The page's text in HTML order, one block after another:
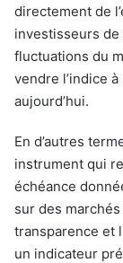
directement de
investisseurs
fluctuations du
vendre l’indice
aujourd’hui.
En d’autres
instrument qui
échéance
sur des
transparence et
un indicateur